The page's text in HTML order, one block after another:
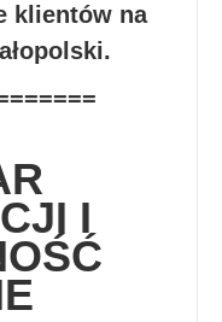
klientów na
I